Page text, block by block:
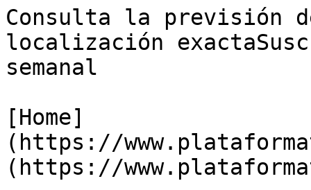
Consulta la previsión
localización
semanal
[Home]
(https://
(https://